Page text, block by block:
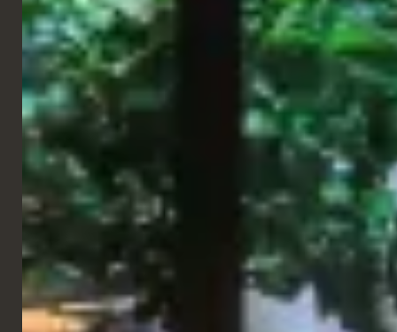
Innenarchitekturbüros, die im Kreuzfahrt- und Schifffahrtssektor
tätig sind.